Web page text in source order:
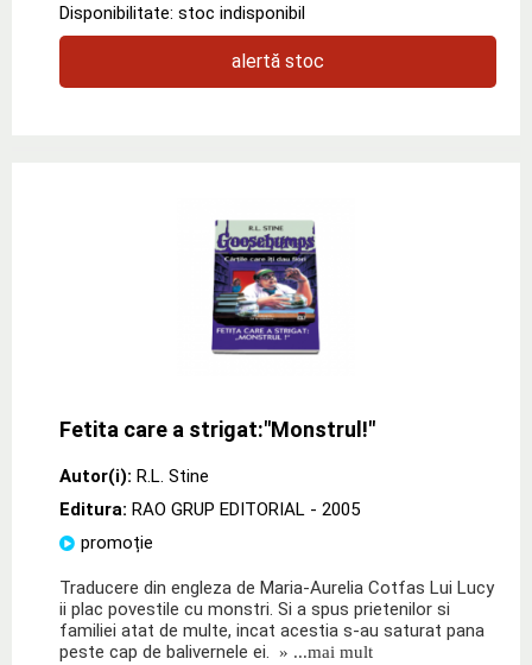
Disponibilitate: stoc indisponibil
alertă stoc
Fetita care a strigat:"Monstrul!"
Autor(i): R.L. Stine
Editura: RAO GRUP EDITORIAL - 2005
promoție
Traducere din engleza de Maria-Aurelia Cotfas Lui Lucy
ii plac povestile cu monstri. Si a spus prietenilor si
familiei atat de multe, incat acestia s-au saturat pana
peste cap de balivernele ei.
» ...mai mult